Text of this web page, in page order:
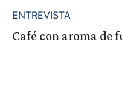
ENTREVISTA
Café con aroma de